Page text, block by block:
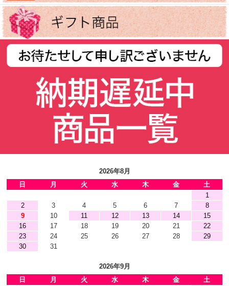
2026年8月
日
月 火 水 木 金
土
1
2
3 4 5 6 7
8
9
10 11 12 13 14
15
16
17 18 19 20 21
22
23
24 25 26 27 28
29
30
31
2026年9月
日
月 火 水 木 金 土